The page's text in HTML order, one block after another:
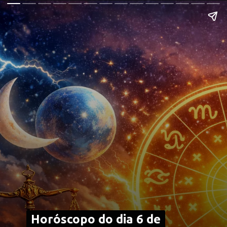
Horóscopo do dia 6 de
Horóscopo do dia 6 de